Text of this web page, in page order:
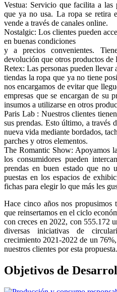
Vestua: Servicio que facilita a las
que ya no usa. La ropa se retira
vende a través de canales online.
Nostalgic: Los clientes pueden
en buenas condiciones
y a precios convenientes.
devolución que otros productos de
Retex: Las personas pueden llevar
tiendas la ropa que ya no tiene
nos encargamos de evitar que
empresas que se encargan de su
insumos a utilizarse en otros
Paris Lab : Nuestros clientes
sus prendas. Esto último, a través
nueva vida mediante bordados,
parches y otros elementos.
The Romantic Show: Apoyamos
los consumidores pueden
prendas en buen estado que no
puestas en los espacios de
fichas para elegir lo que más les
Hace cinco años nos
que reinsertamos en el ciclo
con creces en 2022, con 555.172
diversas iniciativas de
crecimiento 2021-2022 de un
nuestros clientes por esta propuesta.
Objetivos de